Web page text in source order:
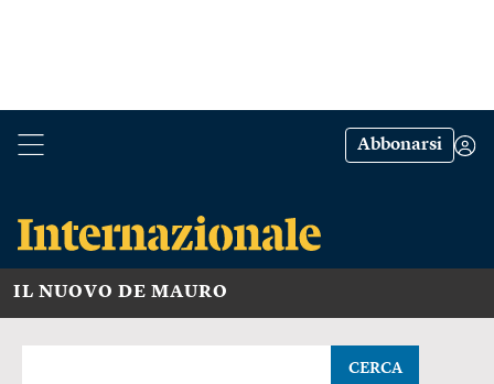
Abbonarsi
IL NUOVO DE MAURO
CERCA